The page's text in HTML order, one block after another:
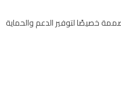
خصيصًا لتوفير الدعم والحماية